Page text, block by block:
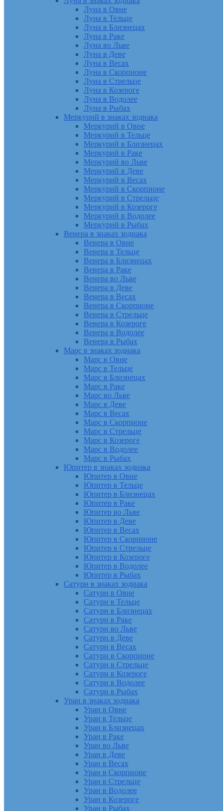
Луна в Овне
Луна в Тельце
Луна в Близнецах
Луна в Раке
Луна во Льве
Луна в Деве
Луна в Весах
Луна в Скорпионе
Луна в Стрельце
Луна в Козероге
Луна в Водолее
Луна в Рыбах
Меркурий в знаках зодиака
Меркурий в Овне
Меркурий в Тельце
Меркурий в Близнецах
Меркурий в Раке
Меркурий во Льве
Меркурий в Деве
Меркурий в Весах
Меркурий в Скорпионе
Меркурий в Стрельце
Меркурий в Козероге
Меркурий в Водолее
Меркурий в Рыбах
Венера в знаках зодиака
Венера в Овне
Венера в Тельце
Венера в Близнецах
Венера в Раке
Венера во Льве
Венера в Деве
Венера в Весах
Венера в Скорпионе
Венера в Стрельце
Венера в Козероге
Венера в Водолее
Венера в Рыбах
Марс в знаках зодиака
Марс в Овне
Марс в Тельце
Марс в Близнецах
Марс в Раке
Марс во Льве
Марс в Деве
Марс в Весах
Марс в Скорпионе
Марс в Стрельце
Марс в Козероге
Марс в Водолее
Марс в Рыбах
Юпитер в знаках зодиака
Юпитер в Овне
Юпитер в Тельце
Юпитер в Близнецах
Юпитер в Раке
Юпитер во Льве
Юпитер в Деве
Юпитер в Весах
Юпитер в Скорпионе
Юпитер в Стрельце
Юпитер в Козероге
Юпитер в Водолее
Юпитер в Рыбах
Сатурн в знаках зодиака
Сатурн в Овне
Сатурн в Тельце
Сатурн в Близнецах
Сатурн в Раке
Сатурн во Льве
Сатурн в Деве
Сатурн в Весах
Сатурн в Скорпионе
Сатурн в Стрельце
Сатурн в Козероге
Сатурн в Водолее
Сатурн в Рыбах
Уран в знаках зодиака
Уран в Овне
Уран в Тельце
Уран в Близнецах
Уран в Раке
Уран во Льве
Уран в Деве
Уран в Весах
Уран в Скорпионе
Уран в Стрельце
Уран в Водолее
Уран в Козероге
Уран в Рыбах